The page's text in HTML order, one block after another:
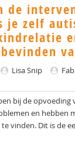
de
je zelf
Lisa Snip
bij de opvoeding
en hebben
vinden. Dit is de